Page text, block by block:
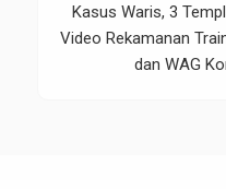
Kasus Waris, 3
Video Rekamanan
dan WAG